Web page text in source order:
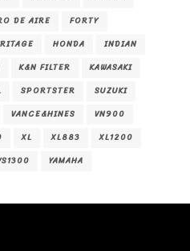
DE AIRE
FORTY
HONDA
INDIAN
K&N FILTER
KAWASAKI
SPORTSTER
SUZUKI
VANCE&HINES
VN900
XL XL883
XL1200
YAMAHA